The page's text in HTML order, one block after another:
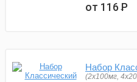
от 116Р
Набор
(2x100мг,